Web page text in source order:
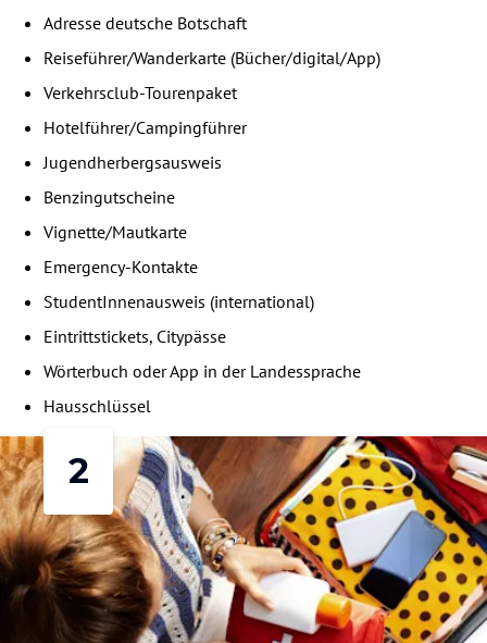
Adresse deutsche Botschaft
Reiseführer/Wanderkarte (Bücher/digital/App)
Verkehrsclub-Tourenpaket
Hotelführer/Campingführer
Jugendherbergsausweis
Benzingutscheine
Vignette/Mautkarte
Emergency-Kontakte
StudentInnenausweis (international)
Eintrittstickets, Citypässe
Wörterbuch oder App in der Landessprache
Hausschlüssel
2